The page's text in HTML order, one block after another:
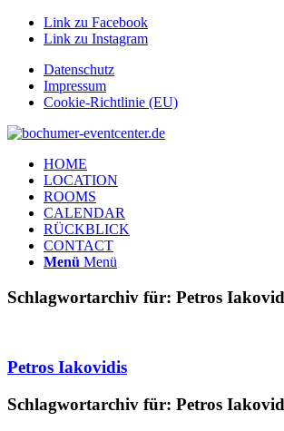
Link zu Facebook
Link zu Instagram
Datenschutz
Impressum
Cookie-Richtlinie (EU)
HOME
LOCATION
ROOMS
CALENDAR
RÜCKBLICK
CONTACT
Menü Menü
Schlagwortarchiv für: Petros
Petros Iakovidis
Schlagwortarchiv für: Petros